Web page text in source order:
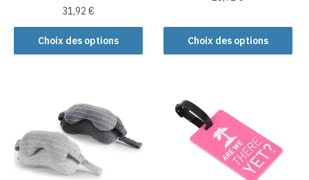
31,92€
Choix des options
Ce
produit
variations.
Les
options
peuvent
être
Choix des options
produit
a
options
peuvent
être
choisies